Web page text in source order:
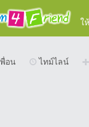
ใ
อน ไทม์ไลน์